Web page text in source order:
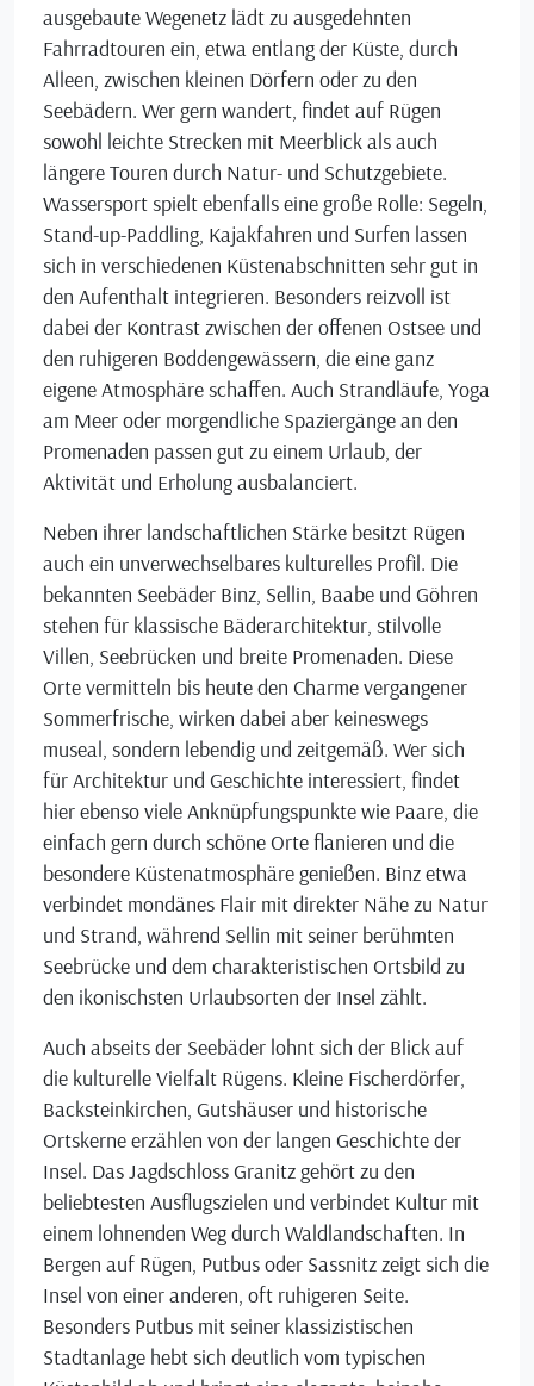
ausgebaute Wegenetz lädt zu ausgedehnten
Fahrradtouren ein, etwa entlang der Küste, durch
Alleen, zwischen kleinen Dörfern oder zu den
Seebädern. Wer gern wandert, findet auf Rügen
sowohl leichte Strecken mit Meerblick als auch
längere Touren durch Natur- und Schutzgebiete.
Wassersport spielt ebenfalls eine große Rolle: Segeln,
Stand-up-Paddling, Kajakfahren und Surfen lassen
sich in verschiedenen Küstenabschnitten sehr gut in
den Aufenthalt integrieren. Besonders reizvoll ist
dabei der Kontrast zwischen der offenen Ostsee und
den ruhigeren Boddengewässern, die eine ganz
eigene Atmosphäre schaffen. Auch Strandläufe, Yoga
am Meer oder morgendliche Spaziergänge an den
Promenaden passen gut zu einem Urlaub, der
Aktivität und Erholung ausbalanciert.
Neben ihrer landschaftlichen Stärke besitzt Rügen
auch ein unverwechselbares kulturelles Profil. Die
bekannten Seebäder Binz, Sellin, Baabe und Göhren
stehen für klassische Bäderarchitektur, stilvolle
Villen, Seebrücken und breite Promenaden. Diese
Orte vermitteln bis heute den Charme vergangener
Sommerfrische, wirken dabei aber keineswegs
museal, sondern lebendig und zeitgemäß. Wer sich
für Architektur und Geschichte interessiert, findet
hier ebenso viele Anknüpfungspunkte wie Paare, die
einfach gern durch schöne Orte flanieren und die
besondere Küstenatmosphäre genießen. Binz etwa
verbindet mondänes Flair mit direkter Nähe zu Natur
und Strand, während Sellin mit seiner berühmten
Seebrücke und dem charakteristischen Ortsbild zu
den ikonischsten Urlaubsorten der Insel zählt.
Auch abseits der Seebäder lohnt sich der Blick auf
die kulturelle Vielfalt Rügens. Kleine Fischerdörfer,
Backsteinkirchen, Gutshäuser und historische
Ortskerne erzählen von der langen Geschichte der
Insel. Das Jagdschloss Granitz gehört zu den
beliebtesten Ausflugszielen und verbindet Kultur mit
einem lohnenden Weg durch Waldlandschaften. In
Bergen auf Rügen, Putbus oder Sassnitz zeigt sich die
Insel von einer anderen, oft ruhigeren Seite.
Besonders Putbus mit seiner klassizistischen
Stadtanlage hebt sich deutlich vom typischen